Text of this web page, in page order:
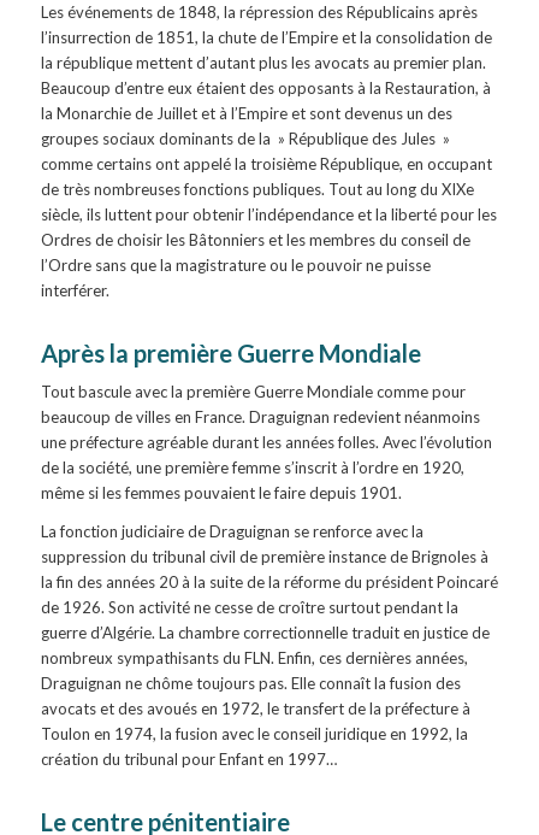
Les événements de 1848, la répression des Républicains après
l’insurrection de 1851, la chute de l’Empire et la consolidation de
la république mettent d’autant plus les avocats au premier plan.
Beaucoup d’entre eux étaient des opposants à la Restauration, à
la Monarchie de Juillet et à l’Empire et sont devenus un des
groupes sociaux dominants de la » République des Jules »
comme certains ont appelé la troisième République, en occupant
de très nombreuses fonctions publiques. Tout au long du XIXe
siècle, ils luttent pour obtenir l’indépendance et la liberté pour les
Ordres de choisir les Bâtonniers et les membres du conseil de
l’Ordre sans que la magistrature ou le pouvoir ne puisse
interférer.
Après la première Guerre Mondiale
Tout bascule avec la première Guerre Mondiale comme pour
beaucoup de villes en France. Draguignan redevient néanmoins
une préfecture agréable durant les années folles. Avec l’évolution
de la société, une première femme s’inscrit à l’ordre en 1920,
même si les femmes pouvaient le faire depuis 1901.
La fonction judiciaire de Draguignan se renforce avec la
suppression du tribunal civil de première instance de Brignoles à
la fin des années 20 à la suite de la réforme du président Poincaré
de 1926. Son activité ne cesse de croître surtout pendant la
guerre d’Algérie. La chambre correctionnelle traduit en justice de
nombreux sympathisants du FLN. Enfin, ces dernières années,
Draguignan ne chôme toujours pas. Elle connaît la fusion des
avocats et des avoués en 1972, le transfert de la préfecture à
Toulon en 1974, la fusion avec le conseil juridique en 1992, la
création du tribunal pour Enfant en 1997…
Le centre pénitentiaire